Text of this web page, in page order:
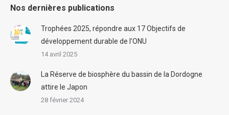
Nos dernières publications
Trophées 2025, répondre aux 17 Objectifs de
développement durable de l’ONU
14 avril 2025
La Réserve de biosphère du bassin de la Dordogne
attire le Japon
28 février 2024